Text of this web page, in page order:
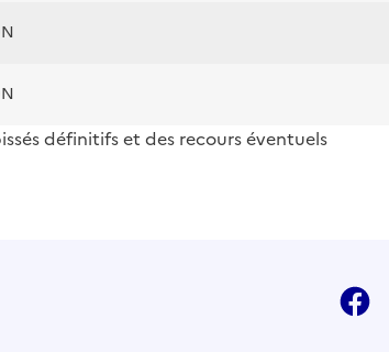
définitifs et des recours éventuels